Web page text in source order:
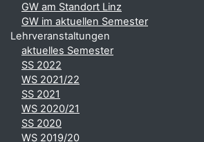
GW am Standort Linz
GW im aktuellen Semester
Lehrveranstaltungen
aktuelles Semester
SS 2022
WS 2021/22
SS 2021
WS 2020/21
SS 2020
WS 2019/20